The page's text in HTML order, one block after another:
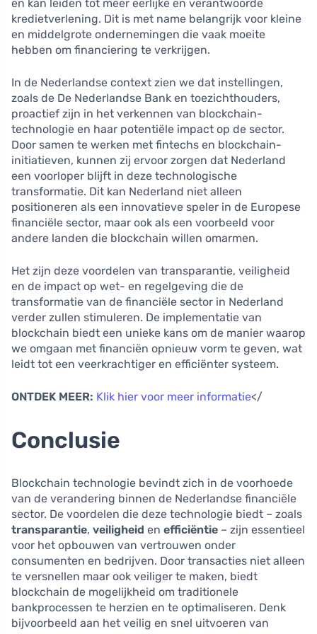
en kan leiden tot meer eerlijke en verantwoorde
kredietverlening. Dit is met name belangrijk voor kleine
en middelgrote ondernemingen die vaak moeite
hebben om financiering te verkrijgen.
In de Nederlandse context zien we dat instellingen,
zoals de De Nederlandse Bank en toezichthouders,
proactief zijn in het verkennen van blockchain-
technologie en haar potentiële impact op de sector.
Door samen te werken met fintechs en blockchain-
initiatieven, kunnen zij ervoor zorgen dat Nederland
een voorloper blijft in deze technologische
transformatie. Dit kan Nederland niet alleen
positioneren als een innovatieve speler in de Europese
financiële sector, maar ook als een voorbeeld voor
andere landen die blockchain willen omarmen.
Het zijn deze voordelen van transparantie, veiligheid
en de impact op wet- en regelgeving die de
transformatie van de financiële sector in Nederland
verder zullen stimuleren. De implementatie van
blockchain biedt een unieke kans om de manier waarop
we omgaan met financiën opnieuw vorm te geven, wat
leidt tot een veerkrachtiger en efficiënter systeem.
ONTDEK MEER: Klik hier voor meer informatie</
Conclusie
Blockchain technologie bevindt zich in de voorhoede
van de verandering binnen de Nederlandse financiële
sector. De voordelen die deze technologie biedt – zoals
transparantie, veiligheid en efficiëntie – zijn essentieel
voor het opbouwen van vertrouwen onder
consumenten en bedrijven. Door transacties niet alleen
te versnellen maar ook veiliger te maken, biedt
blockchain de mogelijkheid om traditionele
bankprocessen te herzien en te optimaliseren. Denk
bijvoorbeeld aan het veilig en snel uitvoeren van